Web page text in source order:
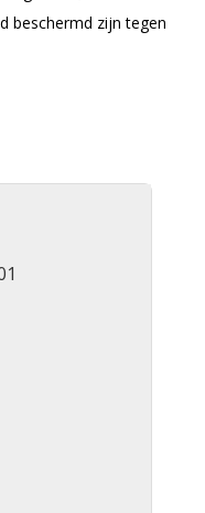
beschermd zijn tegen